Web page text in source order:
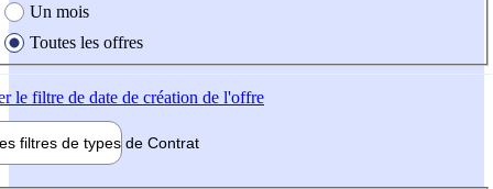
Un mois
Toutes les offres
le filtre de date de création de l'offre
filtres de types de Contrat